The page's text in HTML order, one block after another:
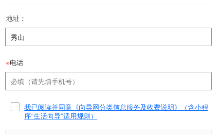
地址：
※电话
我已阅读并同意《向导网分类信息服务及收费说明》（含小程
序“生活向导”适用规则）